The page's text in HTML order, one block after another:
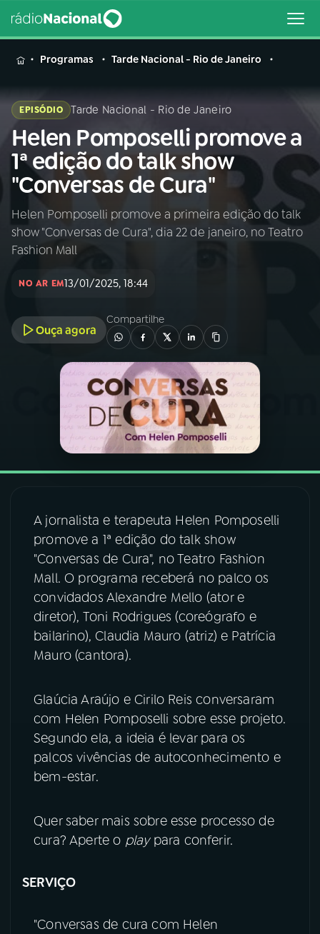
MENU
Buscar
na
Rádio
Nacional
Buscar
AO VIVO
PROGRAMAS
PODCASTS
07ÚLTIMAS
FESTIVAL DE MÚSICA
ACOMPANHE A RÁDIO NACIONAL
Instagram X
TikTok
Programas Tarde Nacional - Rio de Janeiro
EPISÓDIO Tarde Nacional - Rio de Janeiro
Helen Pomposelli promove a
1ª edição do talk show
"Conversas de Cura"
Helen Pomposelli promove a primeira edição do talk
show "Conversas de Cura", dia 22 de janeiro, no Teatro
Fashion Mall
NO AR EM13/01/2025, 18:44
Ouça agora
Compartilhe
A jornalista e terapeuta Helen Pomposelli
promove a 1ª edição do talk show
"Conversas de Cura", no Teatro Fashion
Mall. O programa receberá no palco os
convidados Alexandre Mello (ator e
diretor), Toni Rodrigues (coreógrafo e
bailarino), Claudia Mauro (atriz) e Patrícia
Mauro (cantora).
Glaúcia Araújo e Cirilo Reis conversaram
com Helen Pomposelli sobre esse projeto.
Segundo ela, a ideia é levar para os
palcos vivências de autoconhecimento e
bem-estar.
Quer saber mais sobre esse processo de
cura? Aperte o playpara conferir.
SERVIÇO
"Conversas de cura com Helen